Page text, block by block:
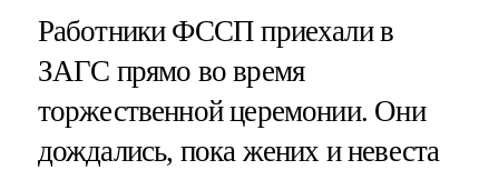
Работники ФССП приехали в
ЗАГС прямо во время
торжественной церемонии. Они
дождались, пока жених и невеста